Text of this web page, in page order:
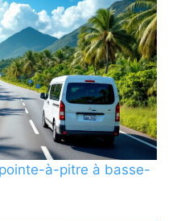
à-pitre à basse-